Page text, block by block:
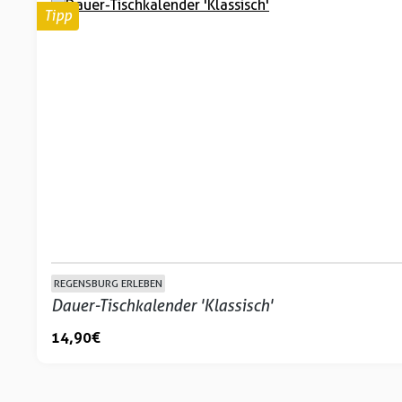
Tipp
REGENSBURG ERLEBEN
Dauer-Tischkalender 'Klassisch'
14,90 €